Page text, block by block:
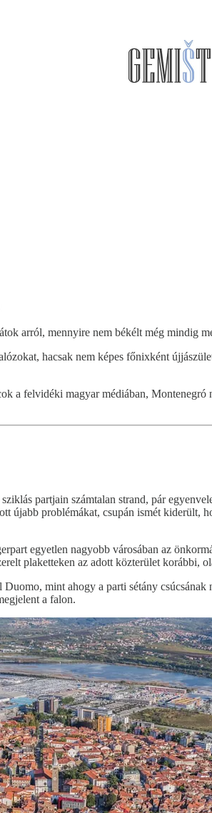
arról, mennyire nem békélt még mindig
hacsak nem képes főnixként
a felvidéki magyar médiában,
partjain számtalan strand, pár
újabb problémákat, csupán ismét kiderült,
egyetlen nagyobb városában az
plaketteken az adott közterület korábbi,
Duomo, mint ahogy a parti sétány
a falon.